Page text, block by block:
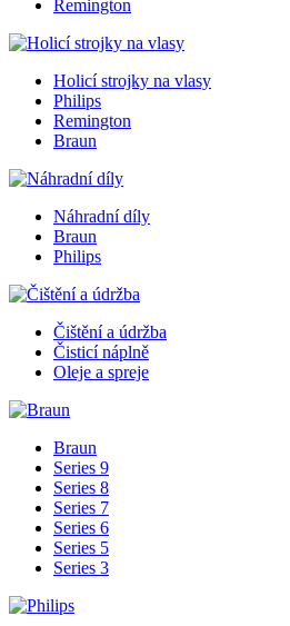
Remington
Holicí strojky na vlasy
Philips
Remington
Braun
Náhradní díly
Braun
Philips
Čištění a údržba
Čisticí náplně
Oleje a spreje
Braun
Series 9
Series 8
Series 7
Series 6
Series 5
Series 3